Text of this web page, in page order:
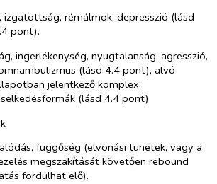
izgatottság, rémálmok, depresszió (lásd
pont).
ingerlékenység, nyugtalanság, agresszió,
(lásd 4.4 pont), alvó
jelentkező komplex
(lásd 4.4 pont)
függőség (elvonási tünetek, vagy a
megszakítását követően rebound
fordulhat elő).